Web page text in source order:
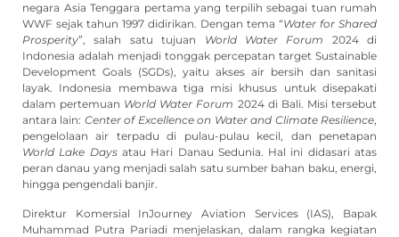
negara Asia Tenggara pertama yang terpilih sebagai tuan rumah
WWF sejak tahun 1997 didirikan. Dengan tema “Water for Shared
Prosperity”, salah satu tujuan World Water Forum 2024 di
Indonesia adalah menjadi tonggak percepatan target Sustainable
Development Goals (SGDs), yaitu akses air bersih dan sanitasi
layak. Indonesia membawa tiga misi khusus untuk disepakati
dalam pertemuan World Water Forum 2024 di Bali. Misi tersebut
antara lain: Center of Excellence on Water and Climate Resilience,
pengelolaan air terpadu di pulau-pulau kecil, dan penetapan
World Lake Daysatau Hari Danau Sedunia. Hal ini didasari atas
peran danau yang menjadi salah satu sumber bahan baku, energi,
hingga pengendali banjir.
Direktur Komersial InJourney Aviation Services (IAS), Bapak
Muhammad Putra Pariadi menjelaskan, dalam rangka kegiatan